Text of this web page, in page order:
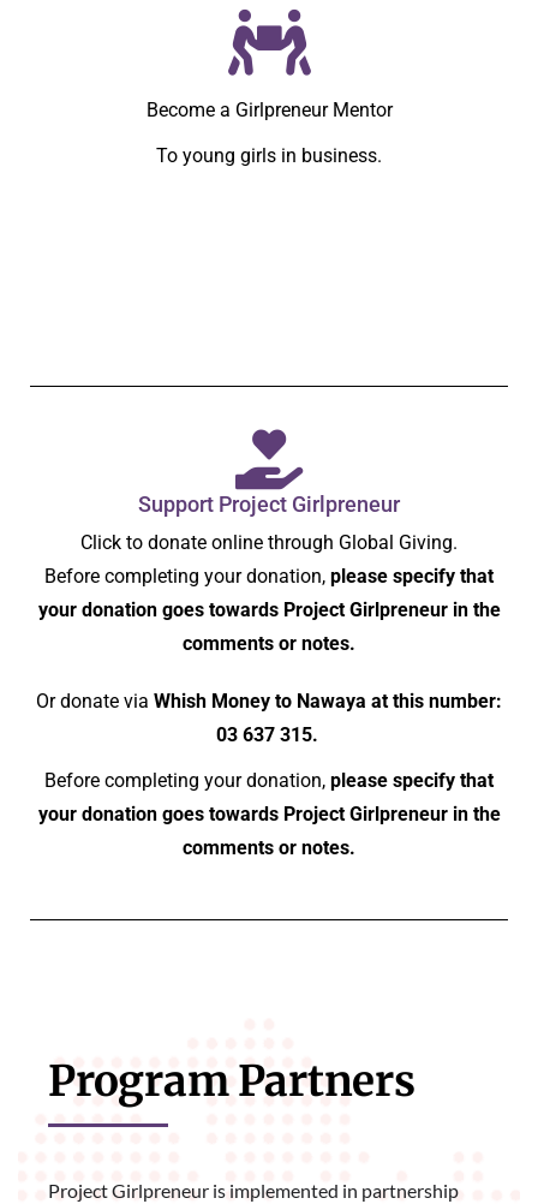
Become a Girlpreneur Mentor
To young girls in business.
Become a Mentor
Empower young girls in Lebanon to launch their
businesses with just 3 hours a week over 8 weeks.
Apply Now!
Support Project Girlpreneur
Click to donate online through Global Giving.
Before completing your donation, please specify that
your donation goes towards Project Girlpreneur in the
comments or notes.
Or donate via Whish Money to Nawaya at this number:
03 637 315.
Before completing your donation, please specify that
your donation goes towards Project Girlpreneur in the
comments or notes.
Program Partners
Project Girlpreneur is implemented in partnership